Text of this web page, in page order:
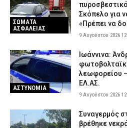
ΣΩΜΑΤΑ
ΑΣΦΑΛΕΙΑΣ
Σκόπελο για
«Πρέπει να
9 Αυγούστου 2026
ΑΣΤΥΝΟΜΙΑ
Ιωάννινα:
λεωφορείου
ΕΛ.ΑΣ.
9 Αυγούστου 2026
Συναγερμός
βρέθηκε